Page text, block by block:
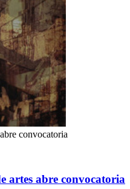
convocatoria
artes abre convocatoria